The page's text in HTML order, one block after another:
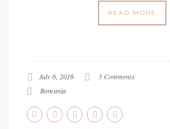
READ MORE
July 6, 2016
5 Comments
Romania